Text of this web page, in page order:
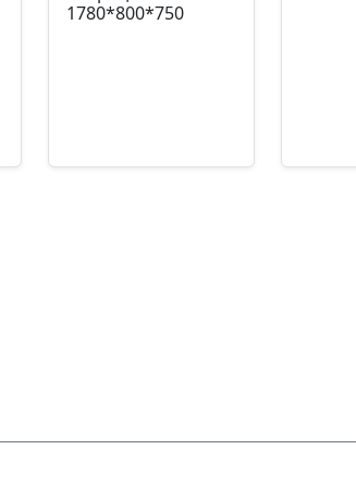
1780*800*750
Артикул: УЧ-00000779